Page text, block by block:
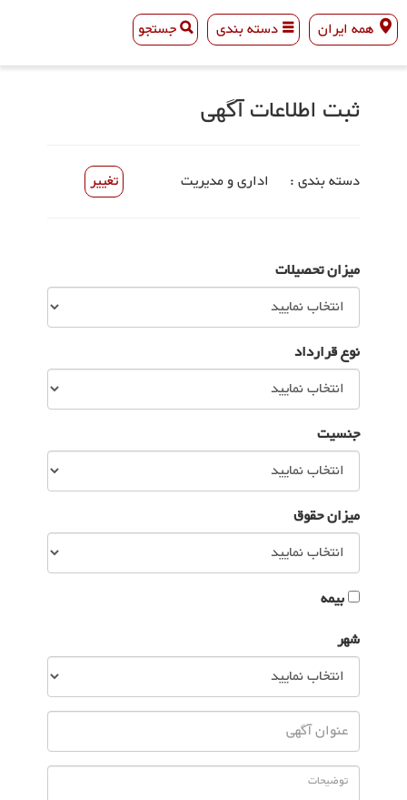
همه ایران دسته بندی جستجو
ثبت اطلاعات آگهی
دسته بندی : اداری و مدیریت تغییر
میزان تحصیلات
نوع قرارداد
جنسیت
میزان حقوق
بیمه
شهر
همه ایران دسته بندی جستجو